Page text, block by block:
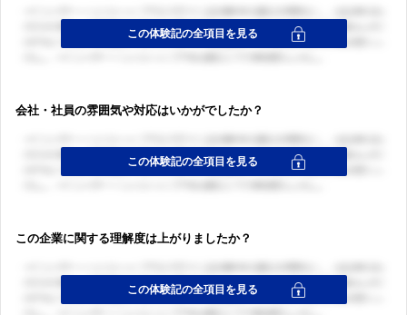
会社・社員の雰囲気や対応はいかがでしたか？
この企業に関する理解度は上がりましたか？